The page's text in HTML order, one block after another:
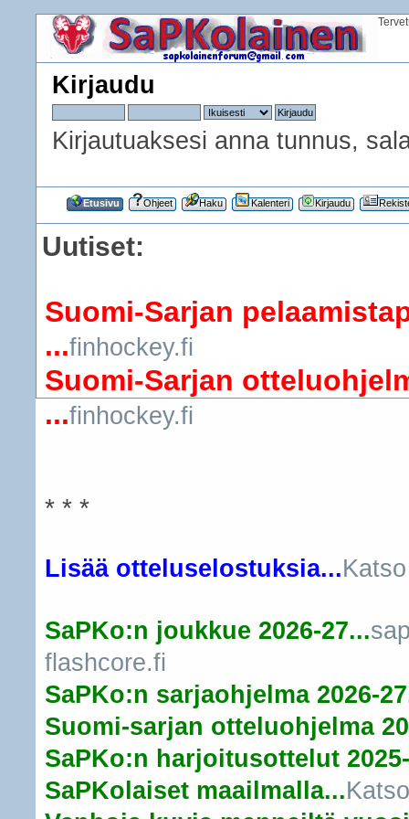
Kirjaudu
Kirjautuaksesi anna tunnus,
Etusivu Ohjeet Haku Kalenteri Kirjaudu
Uutiset:
Suomi-Sarjan
...finhockey.fi
Suomi-Sarjan
...finhockey.fi
* * *
Lisää otteluselostuksia...
SaPKo:n joukkue 2026-27...
flashcore.fi
SaPKo:n sarjaohjelma 2026-
Suomi-sarjan otteluohjelma
SaPKo:n harjoitusottelut
SaPKolaiset maailmalla...